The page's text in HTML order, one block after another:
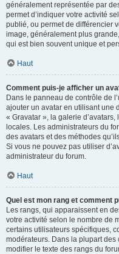
généralement représentée par
permet d’indiquer votre activité
publié, ou permet de différencier
image, généralement plus
qui est bien souvent unique et
Haut
Comment puis-je afficher un
Dans le panneau de contrôle de
ajouter un avatar en utilisant une
« Gravatar », la galerie
locales. Les administrateurs du
des avatars et des méthodes
Si vous ne pouvez pas utiliser
administrateur du forum.
Haut
Quel est mon rang et comment
Les rangs, qui apparaissent en
votre activité selon le nombre de
certains utilisateurs spécifiques,
modérateurs. Dans la plupart
modifier le texte des rangs du